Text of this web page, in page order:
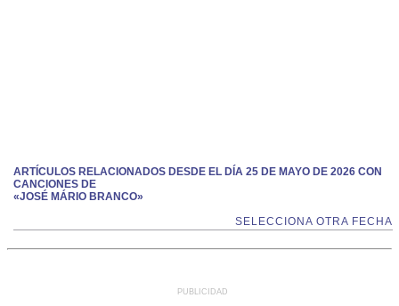
ARTÍCULOS RELACIONADOS DESDE EL DÍA 25 DE MAYO DE 2026 CON
CANCIONES DE
«JOSÉ MÁRIO BRANCO»
SELECCIONA OTRA FECHA
PUBLICIDAD